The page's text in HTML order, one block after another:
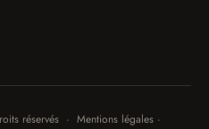
réservés · Mentions légales ·